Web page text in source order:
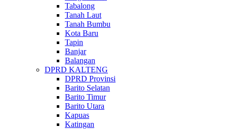
Tabalong
Tanah Laut
Tanah Bumbu
Kota Baru
Tapin
Banjar
Balangan
DPRD KALTENG
DPRD Provinsi
Barito Selatan
Barito Timur
Barito Utara
Kapuas
Katingan